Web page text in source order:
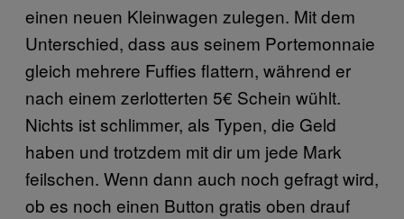
einen neuen Kleinwagen zulegen. Mit dem
Unterschied, dass aus seinem Portemonnaie
gleich mehrere Fuffies flattern, während er
nach einem zerlotterten 5€ Schein wühlt.
Nichts ist schlimmer, als Typen, die Geld
haben und trotzdem mit dir um jede Mark
feilschen. Wenn dann auch noch gefragt wird,
ob es noch einen Button gratis oben drauf